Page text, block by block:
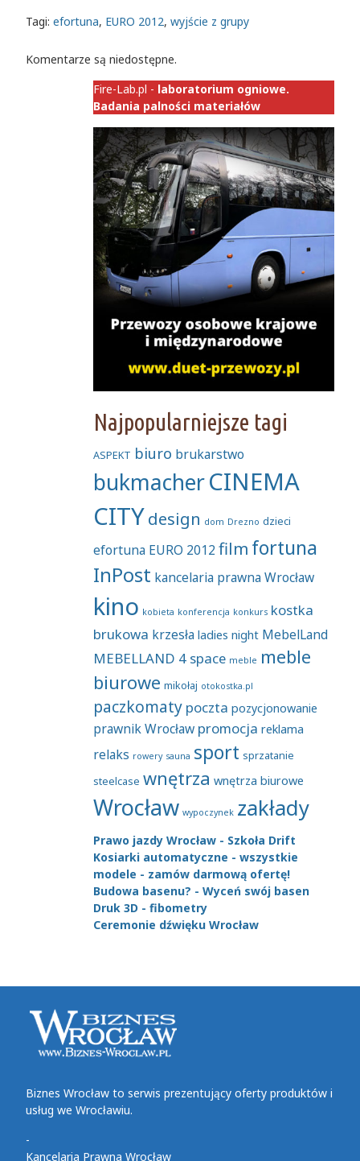
Tagi: efortuna, EURO 2012, wyjście z grupy
Komentarze są niedostępne.
Fire-Lab.pl - laboratorium ogniowe.
Badania palności materiałów
Najpopularniejsze tagi
ASPEKT biuro brukarstwo
bukmacherCINEMA
CITYdesign dom Drezno dzieci
efortuna EURO 2012film fortuna
InPost kancelaria prawna Wrocław
kino kobieta konferencja konkurs kostka
brukowa krzesła ladies night MebelLand
MEBELLAND 4 space meble meble
biurowe mikołaj otokostka.pl
paczkomaty poczta pozycjonowanie
prawnik Wrocław promocja reklama
relaks rowery sauna sport sprzatanie
steelcase wnętrza wnętrza biurowe
Wrocław wypoczynek zakłady
Prawo jazdy Wrocław - Szkoła Drift
Kosiarki automatyczne - wszystkie
modele - zamów darmową ofertę!
Budowa basenu? - Wyceń swój basen
Druk 3D - fibometry
Ceremonie dźwięku Wrocław
Biznes Wrocław to serwis prezentujący oferty produktów i
usług we Wrocławiu.
-
Kancelaria Prawna Wrocław